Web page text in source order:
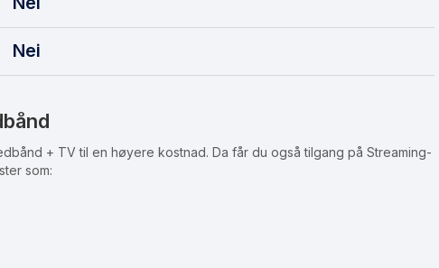
Nei
+ TV til en høyere kostnad. Da får du også tilgang på Streaming-
som: